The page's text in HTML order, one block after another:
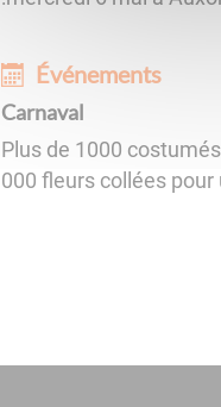
Événements
Carnaval
Plus de 1000
000 fleurs collées pour